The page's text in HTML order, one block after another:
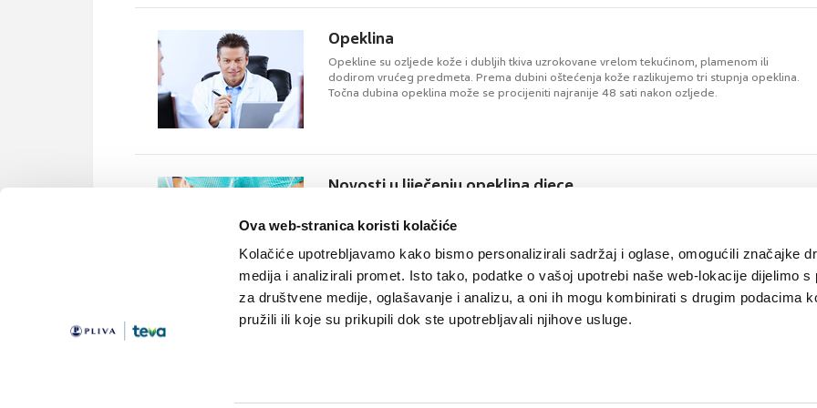
Ova web-stranica koristi kolačiće
Kolačiće upotrebljavamo kako bismo personalizirali sadržaj i oglase, omogućili značajke
medija i analizirali promet. Isto tako, podatke o vašoj upotrebi naše web-lokacije dijelimo s
za društvene medije, oglašavanje i analizu, a oni ih mogu kombinirati s drugim podacima
pružili ili koje su prikupili dok ste upotrebljavali njihove usluge.
Opeklina
Opekline su ozljede kože i dubljih tkiva uzrokovane vrelom tekućinom, plamenom ili
dodirom vrućeg predmeta. Prema dubini oštećenja kože razlikujemo tri stupnja opeklina.
Točna dubina opeklina može se procijeniti najranije 48 sati nakon ozljede.
Novosti u liječenju opeklina djece
činjenici da ljudski faktor ima najvećeg udjela u nastanku opeklina u djece. Stradavaju
nadzora, najčešće u prisutnosti roditelja. U Centru za liječenje opeklina u djece trebala bi se
liječiti sva djeca iz ...